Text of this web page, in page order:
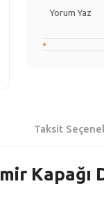
Yorum Yaz
Taksit
Kapağı